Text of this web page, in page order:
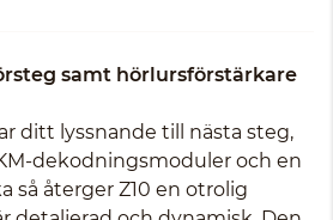
samt hörlursförstärkare
ditt lyssnande till nästa steg,
dekodningsmoduler och en
så återger Z10 en otrolig